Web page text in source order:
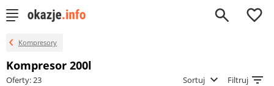
0
Kompresory
Kompresor 200l
Oferty: 23 Sortuj Filtruj